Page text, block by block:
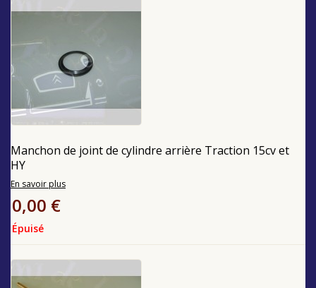
Manchon de joint de cylindre arrière Traction 15cv et
HY
En savoir plus
0,00 €
Épuisé